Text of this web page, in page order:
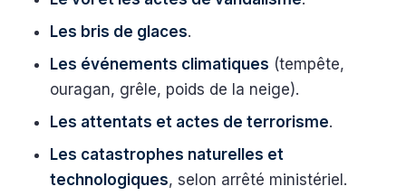
Les bris de glaces.
Les événements climatiques (tempête,
ouragan, grêle, poids de la neige).
Les attentats et actes de terrorisme.
Les catastrophes naturelles et
technologiques, selon arrêté ministériel.